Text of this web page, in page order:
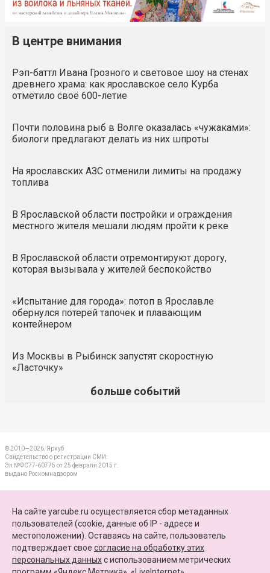
В центре внимания
Рэп-баттл Ивана Грозного и световое шоу на стенах
древнего храма: как ярославское село Курба
отметило своё 600-летие
Почти половина рыб в Волге оказалась «чужаками»:
биологи предлагают делать из них шпроты
На ярославских АЗС отменили лимиты на продажу
топлива
В Ярославской области постройки и ограждения
местного жителя мешали людям пройти к реке
В Ярославской области отремонтируют дорогу,
которая вызывала у жителей беспокойство
«Испытание для города»: потоп в Ярославле
обернулся потерей тапочек и плавающим
контейнером
Из Москвы в Рыбинск запустят скоростную
«Ласточку»
больше событий
© 2010—2026, Яркуб
Свидетельство о регистрации СМИ:
Эл №ФС77-60775 от 25 февраля 2015 г.
выдано Роскомнадзором
ПАРТНЕРЫ
КАРТА САЙТА
+7 (4852) 64-15-52
На сайте yarcube.ru осуществляется сбор метаданных
пользователей (cookie, данные об IP - адресе и
местоположении). Оставаясь на сайте, пользователь
подтверждает свое согласие на обработку этих
персональных данныхc использованием метрических